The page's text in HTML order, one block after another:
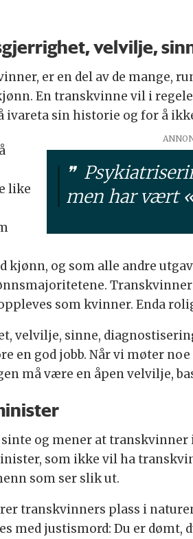
velvilje,
er en del av de mange,
En transkvinne vil i
ivareta sin historie og for å
men har vært
like
kjønn, og som alle andre
som kvinner. Enda
velvilje, sinne,
en god jobb. Når vi møter
må være en åpen velvilje,
og mener at transkvinner
som ikke vil ha
som ser slik ut.
transkvinners plass i
med justismord: Du er dømt,